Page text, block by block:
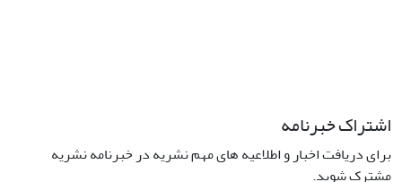
اشتراک خبرنامه
برای دریافت اخبار و اطلاعیه های مهم نشریه در خبرنامه نشریه
مشترک شوید.